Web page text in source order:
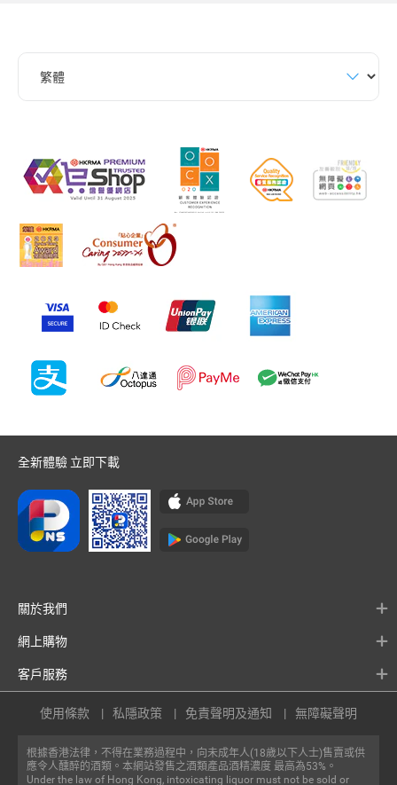
全新體驗 立即下載
關於我們
網上購物
客戶服務
根據香港法律，不得在業務過程中，向未成年人(18歲以下人士)售賣或供
應令人醺醉的酒類。本網站發售之酒類產品酒精濃度 最高為53%。
Under the law of Hong Kong, intoxicating liquor must not be sold or
使用條款 私隱政策 免責聲明及通知 無障礙聲明